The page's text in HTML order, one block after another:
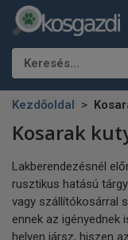
Keresés…
Kezdőoldal
Kosarak
Lakberendezésnél
rusztikus hatású
vagy szállítókosárral
ennek az igényednek
helyen jársz, hiszen